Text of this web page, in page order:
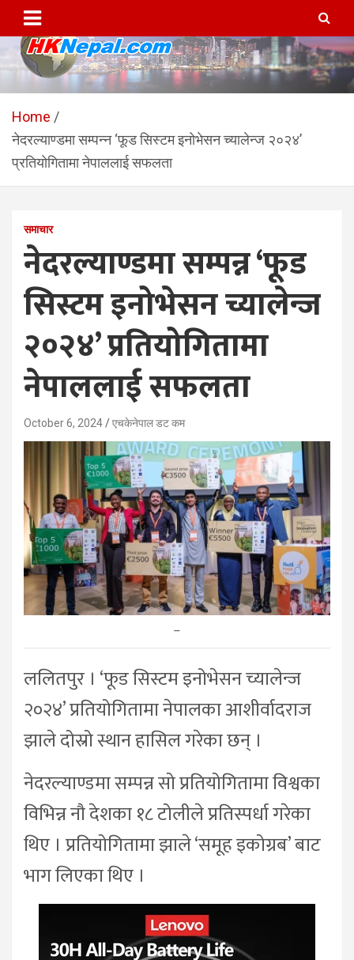
content
HKNepal.com – हङकङबाट
सञ्चालित पहिलो नेपाली अनलाईन
पत्रिका
hknepal, hknepal.com, hk nepal, hk nepal com
Home
नेदरल्याण्डमा सम्पन्न ‘फूड सिस्टम इनोभेसन च्यालेन्ज २०२४’
प्रतियोगितामा नेपाललाई सफलता
समाचार
नेदरल्याण्डमा सम्पन्न ‘फूड
सिस्टम इनोभेसन च्यालेन्ज
२०२४’ प्रतियोगितामा
नेपाललाई सफलता
October 6, 2024 एचकेनेपाल डट कम
–
ललितपुर । ‘फूड सिस्टम इनोभेसन च्यालेन्ज
२०२४’ प्रतियोगितामा नेपालका आशीर्वादराज
झाले दोस्रो स्थान हासिल गरेका छन् ।
नेदरल्याण्डमा सम्पन्न सो प्रतियोगितामा विश्वका
विभिन्न नौ देशका १८ टोलीले प्रतिस्पर्धा गरेका
थिए । प्रतियोगितामा झाले ‘समूह इकोग्रब’ बाट
भाग लिएका थिए ।